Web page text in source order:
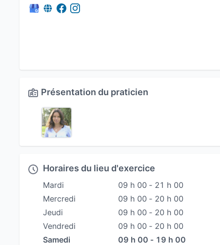
Présentation du praticien
Horaires du lieu d'exercice
Mardi
09 h 00 ‐ 21 h 00
Mercredi
09 h 00 ‐ 20 h 00
Jeudi
09 h 00 ‐ 20 h 00
Vendredi
09 h 00 ‐ 20 h 00
Samedi
09 h 00 ‐ 19 h 00